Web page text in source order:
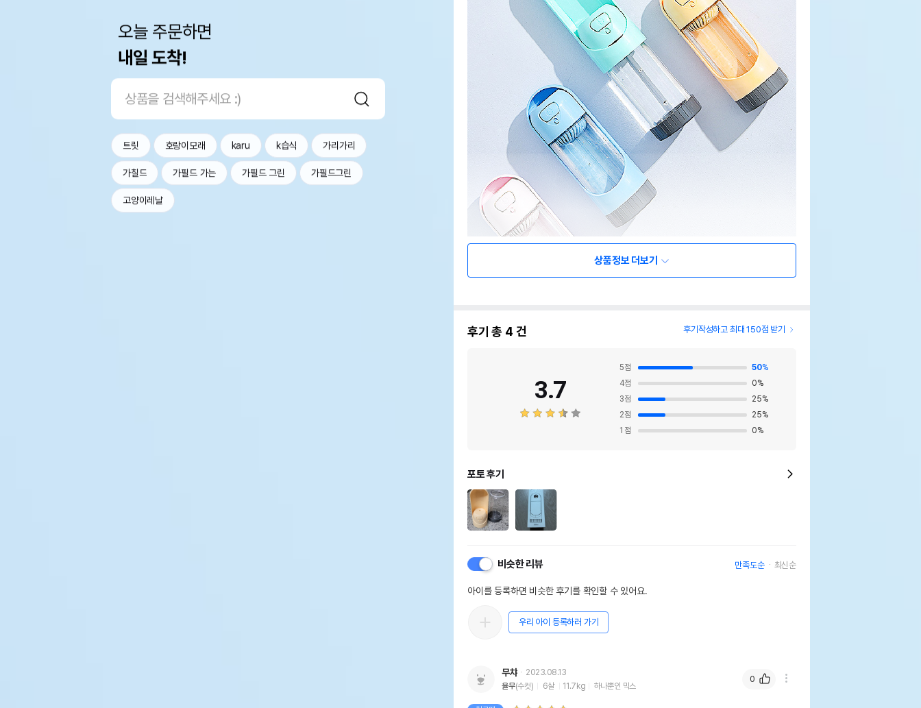
오늘 주문하면
내일 도착!
트릿 호랑이모래 karu k습식 가리가리
가칠드 가필드 가는 가필드 그린 가필드그린
고양이레날
상품정보 더보기
후기 총 4 건 후기작성하고 최대 150점 받기
3.7
5점 50%
4점 0%
3점 25%
2점 25%
1 점 0%
포토 후기
비슷한 리뷰 만족도순 최신순
아이를 등록하면 비슷한 후기를 확인할 수 있어요.
우리 아이 등록하러 가기
무챠
2023.08.13
율무(수컷) 6살 11.7kg 하나뿐인 믹스
0